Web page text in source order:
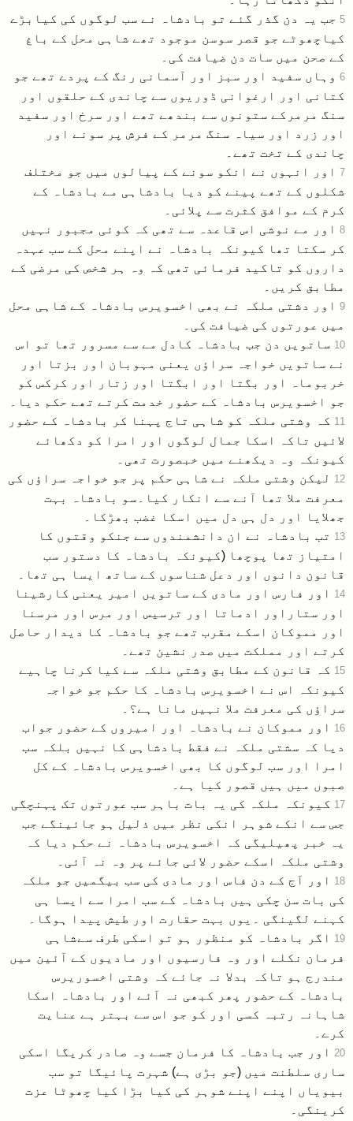
5 جب یہ دن گذر گئے تو بادشاہ نے سب لوگوں کی کیابڑے
کیاچھوٹے جو قصر سوسن موجود تھے شاہی محل کے باغ
کے صحن میں سات دن ضیافت کی۔
6 وہاں سفید اور سبز اور آسمانی رنگ کے پردے تھے جو
کتانی اور ارغوانی ڈوریوں سے چاندی کے حلقوں اور
سنگ مرمرکے ستونوں سے بندھے تھے اور سرخ اور سفید
اور زرد اور سیاہ سنگ مرمر کے فرش پر سونے اور
چاندی کے تخت تھے۔
7 اور انہوں نے انکو سونے کے پیالوں میں جو مختلف
شکلوں کے تھے پینے کو دیا بادشاہی مے بادشاہ کے
کرم کے موافق کثرت سے پلائی۔
8 اور مے نوشی اس قاعدہ سے تھی کہ کوئی مجبور نہیں
کر سکتا تھا کیونکہ بادشاہ نے اپنے محل کے سب عہدہ
داروں کو تاکید فرمائی تھی کہ وہ ہر شخص کی مرضی کے
مطابق کریں۔
9 اور دشتی ملکہ نے بھی اخسویرس بادشاہ کے شاہی محل
میں عورتوں کی ضیافت کی۔
10 ساتویں دن جب بادشاہ کادل مے سے مسرور تھا تو اس
نے ساتویں خواجہ سراؤں یعنی مہوبان اور بزتا اور
خربوماہ اور بگتا اور ابگتا اور زتار اور کرکس کو
جو اخسویرس بادشاہ کے حضور خدمت کرتے تھے حکم دیا۔
11 کہ وشتی ملکہ کو شاہی تاج پہنا کر بادشاہ کے حضور
لائیں تاکہ اسکا جمال لوگوں اور امرا کو دکھائے
کیونکہ وہ دیکھنے میں خبصورت تھی۔
12 لیکن وشتی ملکہ نے شاہی حکم پر جو خواجہ سراؤں کی
معرفت ملا تھا آنے سے انکار کیا۔سو بادشاہ بہت
جھلایا اور دل ہی دل میں اسکا غضب بھڑکا۔
13 تب بادشاہ نے ان دانشمندوں سے جنکو وقتوں کا
امتیاز تھا پوچھا (کیونکہ بادشاہ کا دستور سب
قانون دانوں اور دعل شناسوں کے ساتھ ایسا ہی تھا۔
14 اور فارس اور مادی کے ساتویں امیر یعنی کارشینا
اور ستاراور ادماتا اور ترسیس اور مرس اور مرسنا
اور مموکان اسکے مقرب تھے جو بادشاہ کا دیدار حاصل
کرتے اور مملکت میں صدر نشین تھے۔
15 کہ قانون کے مطابق وشتی ملکہ سے کیا کرنا چاہیے
کیونکہ اس نے اخسویرس بادشاہ کا حکم جو خواجہ
سراؤں کی معرفت ملا نہیں مانا ہے؟۔
16 اور مموکان نے بادشاہ اور امیروں کے حضور جواب
دیا کہ سشتی ملکہ نے فقط بادشاہی کا نہیں بلکہ سب
امرا اور سب لوگوں کا بھی اخسویرس بادشاہ کے کل
صبوں میں ہیں قصور کیا ہے۔
17 کیونکہ ملکہ کی یہ بات باہر سب عورتوں تک پہنچگی
جس سے انکے شوہر انکی نظر میں ذلیل ہو جائینگے جب
یہ خبر پھیلیگی کہ اخسویرس بادشاہ نے حکم دیا کہ
وشتی ملکہ اسکے حضور لائی جائے پر وہ نہ آئی۔
18 اور آج کے دن فاس اور مادی کی سب بیگمیں جو ملکہ
کی بات سن چکی ہیں بادشاہ کے سب امرا سے ایسا ہی
کہنے لگینگی ۔یوں بہت حقارت اور طیش پیدا ہوگا۔
19 اگر بادشاہ کو منظور ہو تو اسکی طرف سےشاہی
فرمان نکلے اور وہ فارسیوں اور مادیوں کے آئین میں
مندرج ہو تاکہ بدلا نہ جائے کہ وشتی اخسوریرس
بادشاہ کے حضور پھر کبھی نہ آئے اور بادشاہ اسکا
شاہانہ رتبہ کسی اور کو جو اس سے بہتر ہے عنایت
کرے۔
20 اور جب بادشاہ کا فرمان جسے وہ صادر کریگا اسکی
ساری سلطنت میں (جو بڑی ہے) شہرت پائیگا تو سب
بیویاں اپنے اپنے شوہر کی کیا بڑا کیا چھوٹا عزت
کرینگی۔